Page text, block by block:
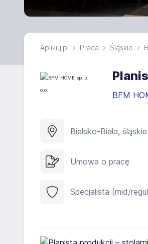
Aplikuj.pl Praca Śląskie
BFM
Bielsko-Biała, śląskie
Umowa o pracę
Specjalista (mid/